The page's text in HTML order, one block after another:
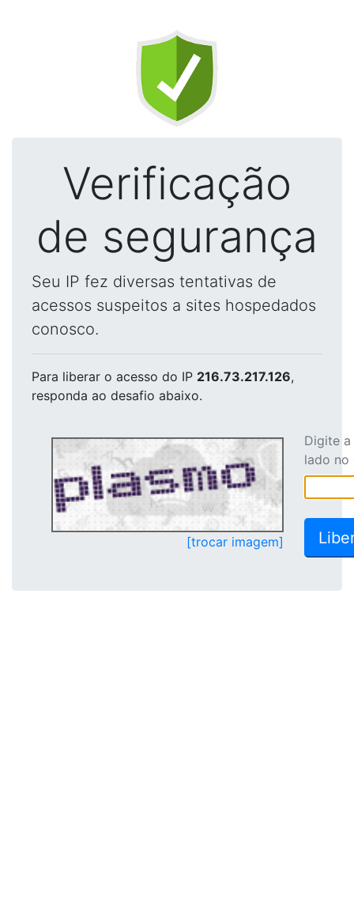
Verificação
de segurança
Seu IP fez diversas tentativas de
acessos suspeitos a sites hospedados
conosco.
Para liberar o acesso do IP 216.73.217.126,
responda ao desafio abaixo.
[trocar imagem]
Digite
lado no